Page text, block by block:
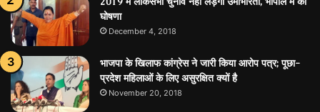
घोषणा
December 4, 2018
भाजपा के खिलाफ कांग्रेस ने जारी किया आरोप पत्र; पूछा-
प्रदेश महिलाओं के लिए असुरक्षित क्यों है
November 20, 2018